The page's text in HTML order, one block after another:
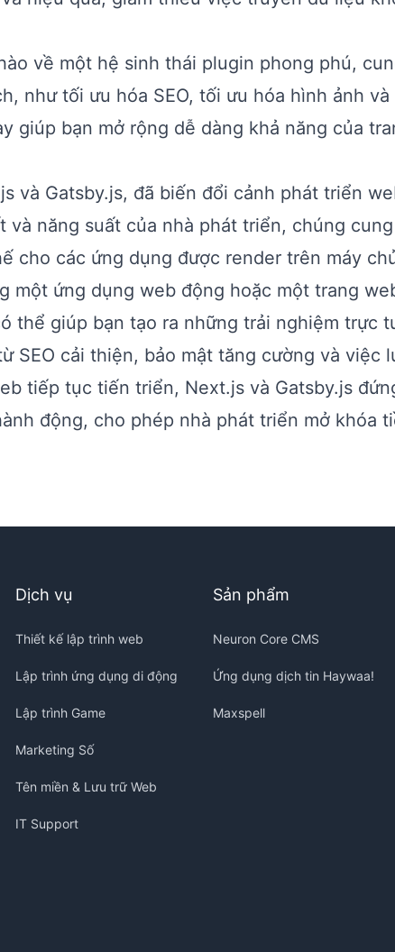
về một hệ sinh thái plugin phong phú,
như tối ưu hóa SEO, tối ưu hóa hình ảnh và
giúp bạn mở rộng dễ dàng khả năng của
và Gatsby.js, đã biến đổi cảnh phát triển
năng suất của nhà phát triển, chúng
cho các ứng dụng được render trên máy
một ứng dụng web động hoặc một trang
thể giúp bạn tạo ra những trải nghiệm trực
SEO cải thiện, bảo mật tăng cường và việc
tiếp tục tiến triển, Next.js và Gatsby.js
động, cho phép nhà phát triển mở khóa
Dịch vụ
Thiết kế lập trình web
Lập trình ứng dụng di động
Lập trình Game
Marketing Số
Tên miền & Lưu trữ Web
IT Support
Sản phẩm
Neuron Core CMS
Ứng dụng dịch tin Haywaa!
Maxspell